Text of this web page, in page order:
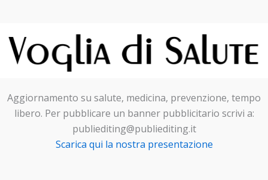
Aggiornamento su salute, medicina, prevenzione, tempo
libero. Per pubblicare un banner pubblicitario scrivi a:
publiediting@publiediting.it
Scarica qui la nostra presentazione